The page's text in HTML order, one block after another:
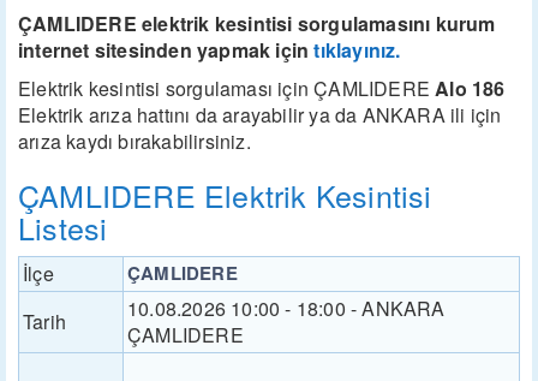
ÇAMLIDERE elektrik kesintisi sorgulamasını kurum
internet sitesinden yapmak içintıklayınız.
Elektrik kesintisi sorgulaması için ÇAMLIDERE Alo 186
Elektrik arıza hattını da arayabilir ya da ANKARA ili için
arıza kaydı bırakabilirsiniz.
ÇAMLIDERE Elektrik Kesintisi
Listesi
İlçe ÇAMLIDERE
Tarih
10.08.2026 10:00 - 18:00 - ANKARA
ÇAMLIDERE